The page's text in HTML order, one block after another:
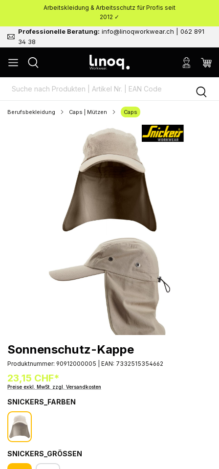
springenArbeitskleidung & Arbeitsschutz für Profis seit
2012 ✓
Professionelle Beratung: info@linoqworkwear.ch | 062 891
34 38
Berufsbekleidung Caps | Mützen Caps
Sonnenschutz-Kappe
Produktnummer: 90912000005 EAN: 7332515354662
23,15 CHF*
Preise exkl. MwSt. zzgl. Versandkosten
SNICKERS_FARBEN
SNICKERS_GRÖSSEN